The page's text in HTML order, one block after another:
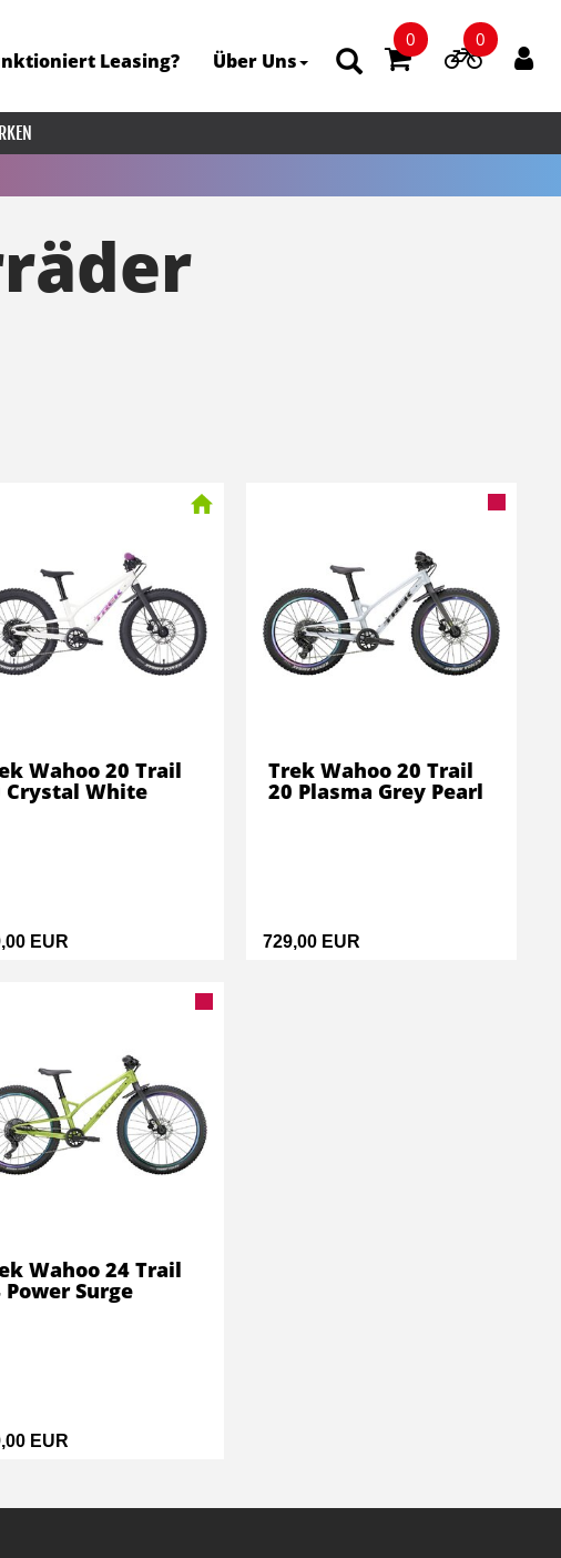
0 0
Leasing? Über Uns
EUR
Wahoo 20 Trail
Crystal White
729,00 EUR
Trek Wahoo 20 Trail
20 Plasma Grey Pearl
EUR
Wahoo 24 Trail
Power Surge